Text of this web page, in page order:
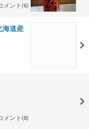
メント(6)
道産
メント(8)